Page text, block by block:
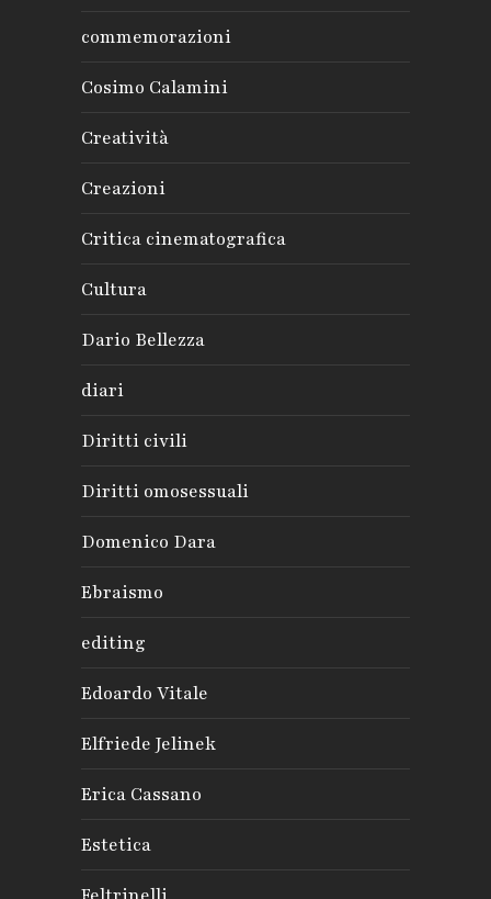
commemorazioni
Cosimo Calamini
Creatività
Creazioni
Critica cinematografica
Cultura
Dario Bellezza
diari
Diritti civili
Diritti omosessuali
Domenico Dara
Ebraismo
editing
Edoardo Vitale
Elfriede Jelinek
Erica Cassano
Estetica